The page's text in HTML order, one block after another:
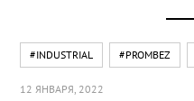
#INDUSTRIAL #PROMBEZ
12 ЯНВАРЯ, 2022